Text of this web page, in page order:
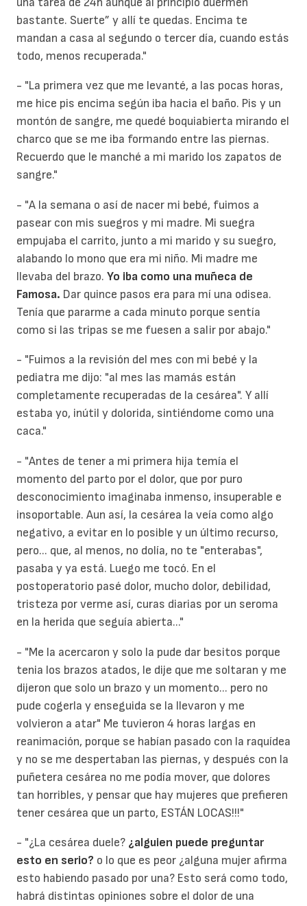
bastante. Suerte” y allí te quedas. Encima te
mandan a casa al segundo o tercer día, cuando estás
todo, menos recuperada."
- "La primera vez que me levanté, a las pocas horas,
me hice pis encima según iba hacia el baño. Pis y un
montón de sangre, me quedé boquiabierta mirando el
charco que se me iba formando entre las piernas.
Recuerdo que le manché a mi marido los zapatos de
sangre."
- "A la semana o así de nacer mi bebé, fuimos a
pasear con mis suegros y mi madre. Mi suegra
empujaba el carrito, junto a mi marido y su suegro,
alabando lo mono que era mi niño. Mi madre me
llevaba del brazo. Yo iba como una muñeca de
Famosa. Dar quince pasos era para mí una odisea.
Tenía que pararme a cada minuto porque sentía
como si las tripas se me fuesen a salir por abajo."
- "Fuimos a la revisión del mes con mi bebé y la
pediatra me dijo: "al mes las mamás están
completamente recuperadas de la cesárea". Y allí
estaba yo, inútil y dolorida, sintiéndome como una
caca."
- "Antes de tener a mi primera hija temía el
momento del parto por el dolor, que por puro
desconocimiento imaginaba inmenso, insuperable e
insoportable. Aun así, la cesárea la veía como algo
negativo, a evitar en lo posible y un último recurso,
pero... que, al menos, no dolía, no te "enterabas",
pasaba y ya está. Luego me tocó. En el
postoperatorio pasé dolor, mucho dolor, debilidad,
tristeza por verme así, curas diarias por un seroma
en la herida que seguía abierta..."
- "Me la acercaron y solo la pude dar besitos porque
tenia los brazos atados, le dije que me soltaran y me
dijeron que solo un brazo y un momento... pero no
pude cogerla y enseguida se la llevaron y me
volvieron a atar" Me tuvieron 4 horas largas en
reanimación, porque se habían pasado con la raquídea
y no se me despertaban las piernas, y después con la
puñetera cesárea no me podía mover, que dolores
tan horribles, y pensar que hay mujeres que prefieren
tener cesárea que un parto, ESTÁN LOCAS!!!"
- "¿La cesárea duele? ¿alguien puede preguntar
esto en serio? o lo que es peor ¿alguna mujer afirma
esto habiendo pasado por una? Esto será como todo,
habrá distintas opiniones sobre el dolor de una